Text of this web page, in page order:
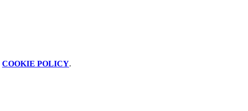
COOKIE POLICY.